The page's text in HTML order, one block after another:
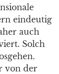
eindeutig
auch
Solch
von der